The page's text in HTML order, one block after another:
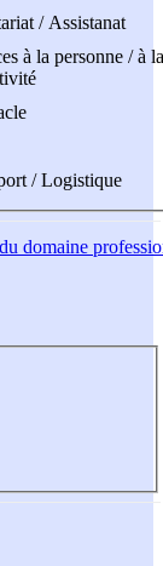
/ Assistanat
à la personne / à la
/ Logistique
domaine